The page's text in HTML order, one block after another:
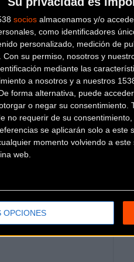
socios almacenamos y/o
como identificadores
personalizado, medición de
Con su permiso, nosotros y
mediante las
a nosotros y a nuestros
forma alternativa, puede
o negar su consentimiento.
no requerir de su
se aplicarán solo a
momento volviendo a
web.
OPCIONES
8,9 kg
componentes
tu rendimiento
cm